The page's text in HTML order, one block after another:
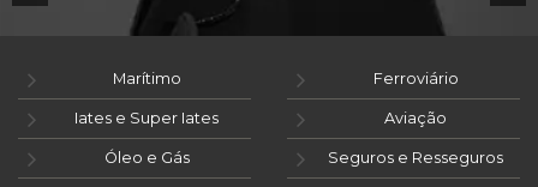
Marítimo
Iates e Super Iates
Óleo e Gás
Ferroviário
Aviação
Seguros e Resseguros